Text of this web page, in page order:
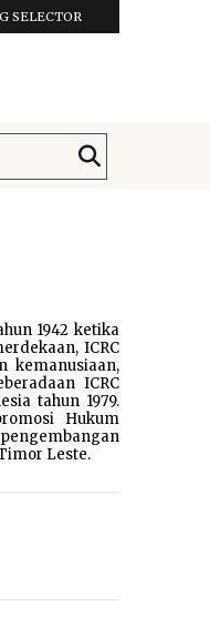
SELECTOR
1942 ketika
ICRC
kemanusiaan,
ICRC
tahun 1979.
Hukum
Leste.